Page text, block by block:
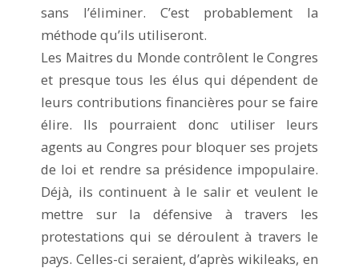
sans l’éliminer. C’est probablement la
méthode qu’ils utiliseront.
Les Maitres du Monde contrôlent le Congres
et presque tous les élus qui dépendent de
leurs contributions financières pour se faire
élire. Ils pourraient donc utiliser leurs
agents au Congres pour bloquer ses projets
de loi et rendre sa présidence impopulaire.
Déjà, ils continuent à le salir et veulent le
mettre sur la défensive à travers les
protestations qui se déroulent à travers le
pays. Celles-ci seraient, d’après wikileaks, en